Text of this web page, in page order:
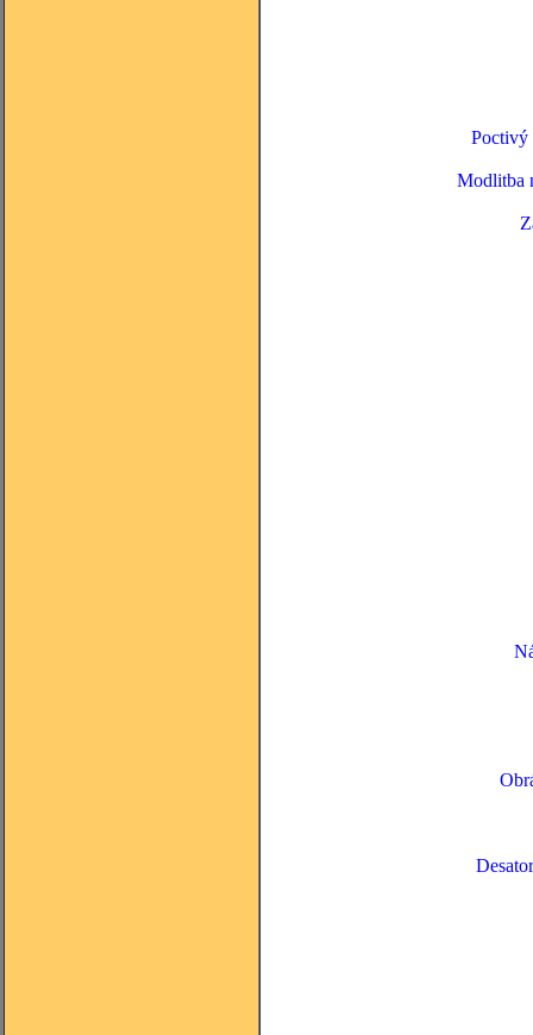
Poctivý
Modlitba